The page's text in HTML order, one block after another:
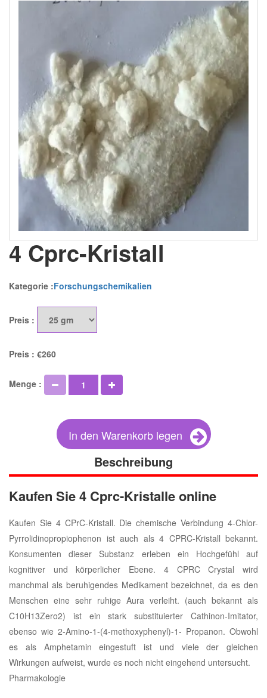
4 Cprc-Kristall
Kategorie :Forschungschemikalien
Preis :
Preis : €260
Menge :
In den Warenkorb legen
Beschreibung
Kaufen Sie 4 Cprc-Kristalle online
Kaufen Sie 4 CPrC-Kristall. Die chemische Verbindung 4-Chlor-
Pyrrolidinopropiophenon ist auch als 4 CPRC-Kristall bekannt.
Konsumenten dieser Substanz erleben ein Hochgefühl auf
kognitiver und körperlicher Ebene. 4 CPRC Crystal wird
manchmal als beruhigendes Medikament bezeichnet, da es den
Menschen eine sehr ruhige Aura verleiht. (auch bekannt als
C10H13Zero2) ist ein stark substituierter Cathinon-Imitator,
ebenso wie 2-Amino-1-(4-methoxyphenyl)-1- Propanon. Obwohl
es als Amphetamin eingestuft ist und viele der gleichen
Wirkungen aufweist, wurde es noch nicht eingehend untersucht.
Pharmakologie